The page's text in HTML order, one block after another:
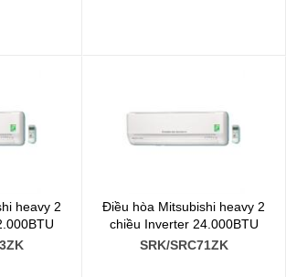
heavy 2
Điều hòa Mitsubishi heavy 2
chiều Inverter 24.000BTU
SRK/SRC71ZK